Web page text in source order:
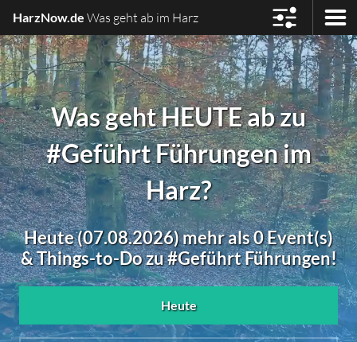
HarzNow.de Was geht ab im Harz
Was geht HEUTE ab zu
#Geführt Führungen im
Harz?
Heute (07.08.2026) mehr als 0 Event(s)
& Things-to-Do zu #Geführt Führungen!
Heute